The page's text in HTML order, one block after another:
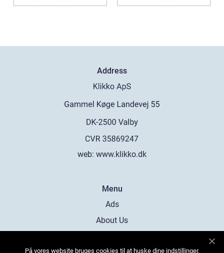
Address
web: www.klikko.dk
Menu
Ads
About Us
På vores website bruges cookies til at huske dine indstillinger,